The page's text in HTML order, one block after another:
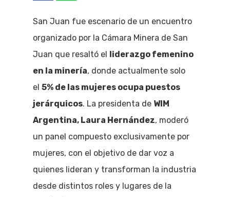
San Juan fue escenario de un encuentro
organizado por la Cámara Minera de San
Juan que resaltó el liderazgo femenino
en la minería, donde actualmente solo
el 5% de las mujeres ocupa puestos
jerárquicos. La presidenta de WIM
Argentina, Laura Hernández, moderó
un panel compuesto exclusivamente por
mujeres, con el objetivo de dar voz a
quienes lideran y transforman la industria
desde distintos roles y lugares de la